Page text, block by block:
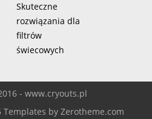
Skuteczne
rozwiązania dla
filtrów
świecowych
- www.cryouts.pl
Templates by Zerotheme.com